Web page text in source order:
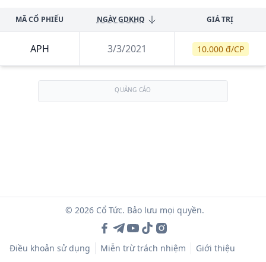
MÃ CỔ PHIẾU NGÀY GDKHQ GIÁ TRỊ
APH 3/3/2021 10.000 đ/CP
QUẢNG CÁO
© 2026 Cổ Tức. Bảo lưu mọi quyền.
Điều khoản sử dụng Miễn trừ trách nhiệm Giới thiệu